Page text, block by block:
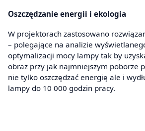
Oszczędzanie energii i ekologia
W projektorach zastosowano
– polegające na analizie
optymalizacji mocy lampy tak by
obraz przy jak najmniejszym poborze
nie tylko oszczędzać energię ale i
lampy do 10 000 godzin pracy.